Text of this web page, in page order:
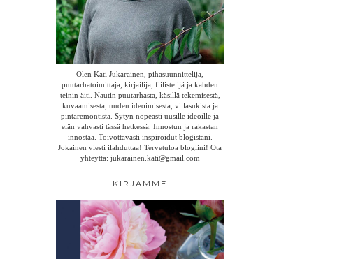
Olen Kati Jukarainen, pihasuunnittelija,
puutarhatoimittaja, kirjailija, fiilistelijä ja kahden
teinin äiti. Nautin puutarhasta, käsillä tekemisestä,
kuvaamisesta, uuden ideoimisesta, villasukista ja
pintaremontista. Sytyn nopeasti uusille ideoille ja
elän vahvasti tässä hetkessä. Innostun ja rakastan
innostaa. Toivottavasti inspiroidut blogistani.
Jokainen viesti ilahduttaa! Tervetuloa blogiini! Ota
yhteyttä: jukarainen.kati@gmail.com
KIRJAMME